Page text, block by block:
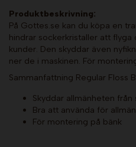
Produktbeskrivning:
På Gottes.se kan du köpa en
hindrar sockerkristaller att
kunder. Den skyddar även
ner de i maskinen. För
Sammanfattning Regular Floss
Skyddar allmänheten från
Bra att använda för
För montering på bänk